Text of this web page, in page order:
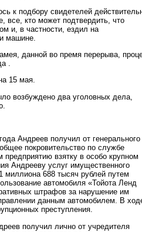
к подбору свидетелей
все, кто может подтвердить, что
и, в частности, ездил на
машине.
данной во премя перерыва,
.
15 мая.
возбуждено два уголовных дела,
Андреев получил от генерального
покровительство по службе
взятку в особо крупном
Андрееву услуг имущественного
688 тысяч рублей путем
автомобиля «Тойота Ленд
штрафов за нарушение им
данным автомобилем. В
преступления.
получил лично от учредителя